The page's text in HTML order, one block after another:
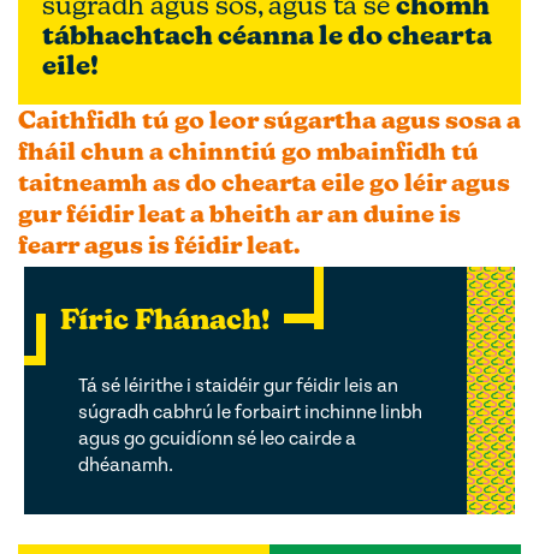
tábhachtach céanna le do chearta
eile!
Caithfidh tú go leor súgartha agus sosa a
fháil chun a chinntiú go mbainfidh tú
taitneamh as do chearta eile go léir agus
gur féidir leat a bheith ar an duine is
fearr agus is féidir leat.
Fíric Fhánach!
Tá sé léirithe i staidéir gur féidir leis an
súgradh cabhrú le forbairt inchinne linbh
agus go gcuidíonn sé leo cairde a
dhéanamh.